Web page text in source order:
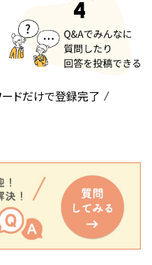
ードだけで登録完了